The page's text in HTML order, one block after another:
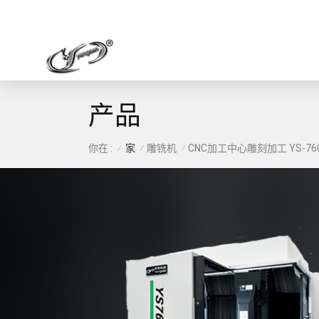
产品
你在 : / 家 / 雕铣机 / CNC加工中心雕刻加工 YS-